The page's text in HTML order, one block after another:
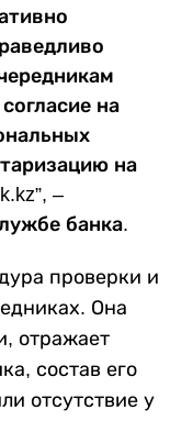
на
на
–
банка.
проверки и
Она
отражает
состав его
отсутствие у